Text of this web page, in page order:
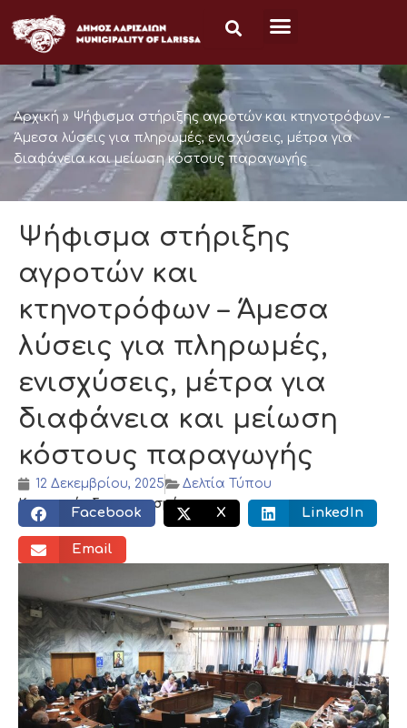
στο
περιεχόμενο
Αρχική » Ψήφισμα στήριξης αγροτών και κτηνοτρόφων –
Άμεσα λύσεις για πληρωμές, ενισχύσεις, μέτρα για
διαφάνεια και μείωση κόστους παραγωγής
Ψήφισμα στήριξης
αγροτών και
κτηνοτρόφων – Άμεσα
λύσεις για πληρωμές,
ενισχύσεις, μέτρα για
διαφάνεια και μείωση
κόστους παραγωγής
12 Δεκεμβρίου, 2025
Δελτία Τύπου
Κοινωνικός διαμοιρασμός:
Facebook X LinkedIn
Email